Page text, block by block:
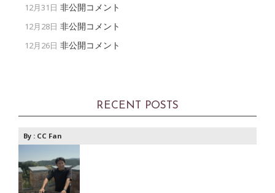
12月31日 非公開コメント
12月28日 非公開コメント
12月26日 非公開コメント
RECENT POSTS
By : CC Fan